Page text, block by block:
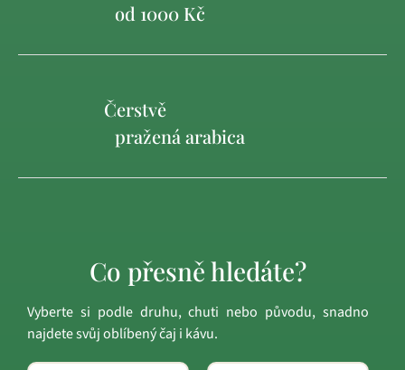
od 1000 Kč
Čerstvě
pražená arabica
Co přesně hledáte?
Vyberte si podle druhu, chuti nebo původu, snadno
najdete svůj oblíbený čaj i kávu.